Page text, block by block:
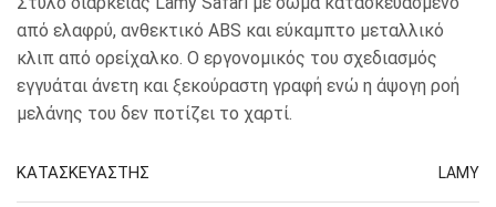
από ελαφρύ, ανθεκτικό ABS και εύκαμπτο μεταλλικό
κλιπ από ορείχαλκο. Ο εργονομικός του σχεδιασμός
εγγυάται άνετη και ξεκούραστη γραφή ενώ η άψογη ροή
μελάνης του δεν ποτίζει το χαρτί.
ΚΑΤΑΣΚΕΥΑΣΤΗΣ LAMY